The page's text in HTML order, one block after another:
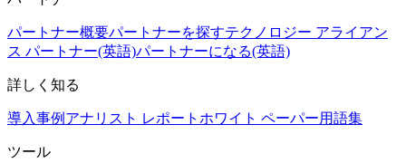
パートナー概要パートナーを探すテクノロジー アライアン
ス パートナー(英語)パートナーになる(英語)
詳しく知る
導入事例 アナリスト レポート ホワイト ペーパー用語集
ツール